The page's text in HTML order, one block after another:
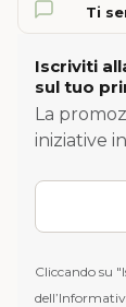
Ti
Iscriviti
sul tuo
La
iniziative
Cliccando su